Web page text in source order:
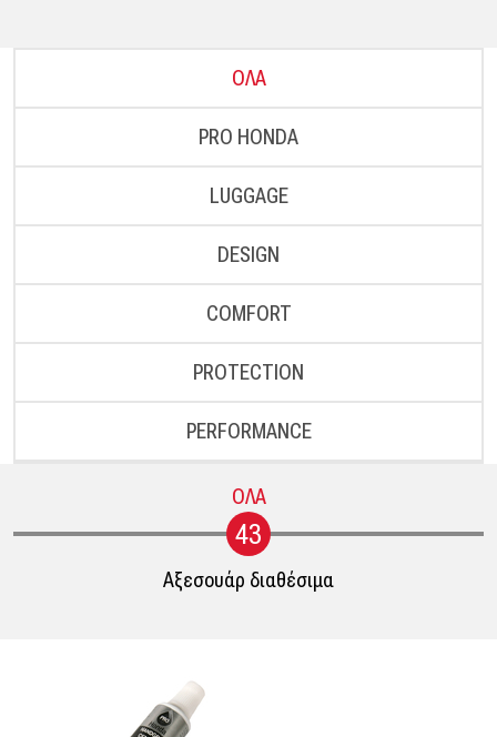
ΟΛΑ
PRO HONDA
LUGGAGE
DESIGN
COMFORT
PROTECTION
PERFORMANCE
ΟΛΑ
43
Αξεσουάρ διαθέσιμα